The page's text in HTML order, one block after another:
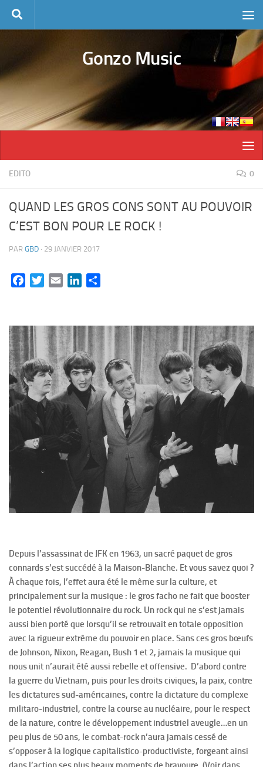
Skip to content
Gonzo Music
EDITO 0
QUAND LES GROS CONS SONT AU POUVOIR
C’EST BON POUR LE ROCK !
PAR GBD · 29 JANVIER 2017
FacebookTwitterEmail LinkedIn
Depuis l’assassinat de JFK en 1963, un sacré paquet de gros
connards s’est succédé à la Maison-Blanche. Et vous savez quoi ?
À chaque fois, l’effet aura été le même sur la culture, et
principalement sur la musique : le gros facho ne fait que booster
le potentiel révolutionnaire du rock. Un rock qui ne s’est jamais
aussi bien porté que lorsqu’il se retrouvait en totale opposition
avec la rigueur extrême du pouvoir en place. Sans ces gros bœufs
de Johnson, Nixon, Reagan, Bush 1 et 2, jamais la musique qui
nous unit n’aurait été aussi rebelle et offensive. D’abord contre
la guerre du Vietnam, puis pour les droits civiques, la paix, contre
les dictatures sud-américaines, contre la dictature du complexe
militaro-industriel, contre la course au nucléaire, pour le respect
de la nature, contre le développement industriel aveugle…en un
peu plus de 50 ans, le combat-rock n’aura jamais cessé de
s’opposer à la logique capitalistico-productiviste, forgeant ainsi